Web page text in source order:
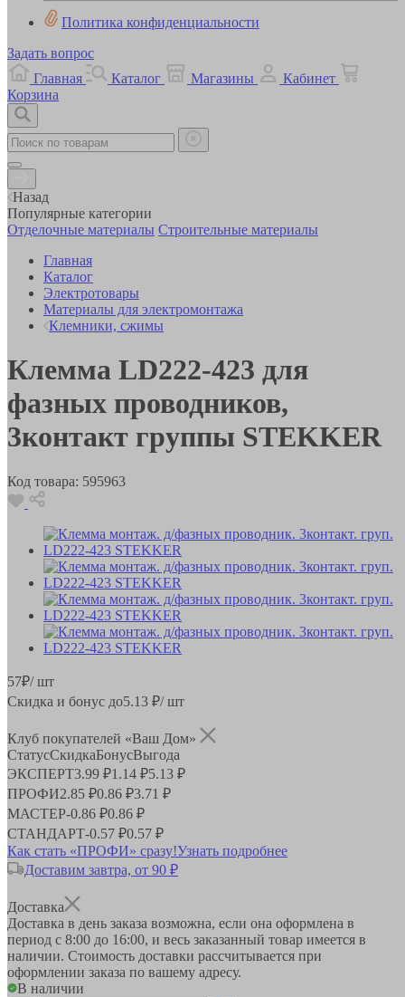
Политика конфиденциальности
Задать вопрос
Главная
Каталог Магазины
Кабинет
Корзина
Назад
Популярные категории
Отделочные материалы Строительные материалы
Главная
Каталог
Электротовары
Материалы для электромонтажа
Клемники, сжимы
Клемма LD222-423 для
фазных проводников,
3контакт группы STEKKER
Код товара: 595963
57₽/ шт
Скидка и бонус до5.13 ₽/ шт
Клуб покупателей «Ваш Дом»
СтатусСкидкаБонусВыгода
ЭКСПЕРТ3.99 ₽1.14 ₽5.13 ₽
ПРОФИ2.85 ₽0.86 ₽3.71 ₽
МАСТЕР-0.86 ₽0.86 ₽
СТАНДАРТ-0.57 ₽0.57 ₽
Как стать «ПРОФИ» сразу!Узнать подробнее
Доставим завтра, от 90 ₽
Доставка
Доставка в день заказа возможна, если она оформлена в
период с 8:00 до 16:00, и весь заказанный товар имеется в
наличии. Стоимость доставки рассчитывается при
оформлении заказа по вашему адресу.
В наличии